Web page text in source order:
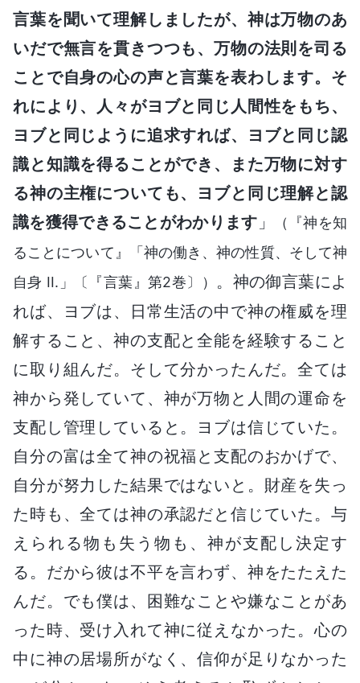
言葉を聞いて理解しましたが、神は万物のあ
いだで無言を貫きつつも、万物の法則を司る
ことで自身の心の声と言葉を表わします。そ
れにより、人々がヨブと同じ人間性をもち、
ヨブと同じように追求すれば、ヨブと同じ認
識と知識を得ることができ、また万物に対す
る神の主権についても、ヨブと同じ理解と認
識を獲得できることがわかります 」
（『神を知
ることについて』「神の働き、神の性質、そして神
自身 II.」〔『言葉』第2巻〕） 。神の御言葉によ
れば、ヨブは、日常生活の中で神の権威を理
解すること、神の支配と全能を経験すること
に取り組んだ。そして分かったんだ。全ては
神から発していて、神が万物と人間の運命を
支配し管理していると。ヨブは信じていた。
自分の富は全て神の祝福と支配のおかげで、
自分が努力した結果ではないと。財産を失っ
た時も、全ては神の承認だと信じていた。与
えられる物も失う物も、神が支配し決定す
る。だから彼は不平を言わず、神をたたえた
んだ。でも僕は、困難なことや嫌なことがあ
った時、受け入れて神に従えなかった。心の
中に神の居場所がなく、信仰が足りなかった